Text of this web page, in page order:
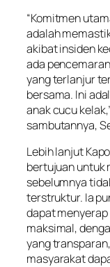
“Komitmen
adalah
akibat insiden
ada
yang terlanjur
bersama. Ini
anak cucu
sambutannya,
Lebih lanjut
bertujuan untuk
sebelumnya
terstruktur. Ia
dapat
maksimal,
yang
masyarakat